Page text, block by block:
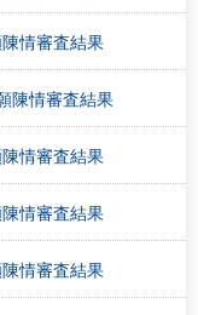
情審査結果
陳情審査結果
情審査結果
情審査結果
情審査結果